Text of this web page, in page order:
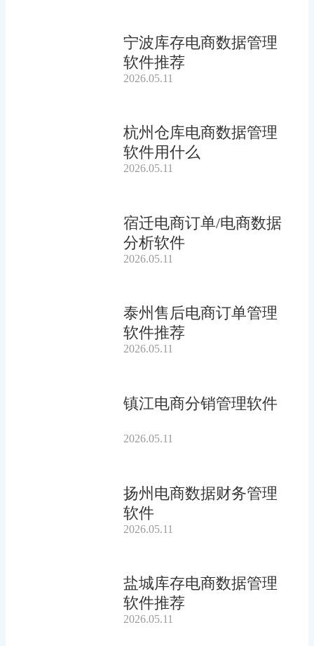
宁波库存电商数据管理
软件推荐
2026.05.11
杭州仓库电商数据管理
软件用什么
2026.05.11
宿迁电商订单/电商数据
分析软件
2026.05.11
泰州售后电商订单管理
软件推荐
2026.05.11
镇江电商分销管理软件
2026.05.11
扬州电商数据财务管理
软件
2026.05.11
盐城库存电商数据管理
软件推荐
2026.05.11